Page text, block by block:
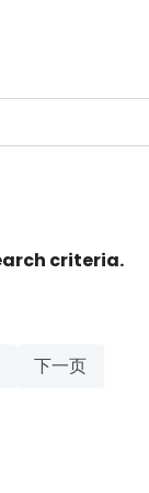
criteria.
下一页